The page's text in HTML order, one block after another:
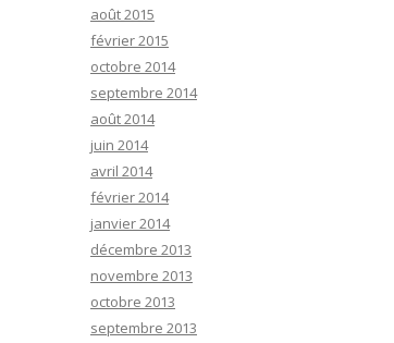
août 2015
février 2015
octobre 2014
septembre 2014
août 2014
juin 2014
avril 2014
février 2014
janvier 2014
décembre 2013
novembre 2013
octobre 2013
septembre 2013